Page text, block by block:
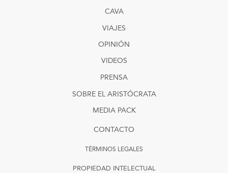
CAVA
VIAJES
OPINIÓN
VIDEOS
PRENSA
SOBRE EL ARISTÓCRATA
MEDIA PACK
PROPIEDAD INTELECTUAL
TÉRMINOS LEGALES
CONTACTO